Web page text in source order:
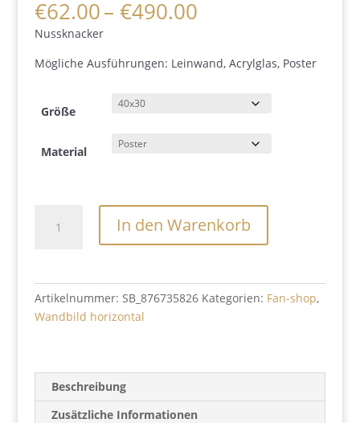
€62.00– €490.00Preisspanne:
€490.00
Nussknacker
Mögliche Ausführungen: Leinwand, Acrylglas, Poster
Größe
Material
Menge
In den Warenkorb
Artikelnummer: SB_876735826 Kategorien: Fan-shop,
Wandbild horizontal
Beschreibung
Zusätzliche Informationen